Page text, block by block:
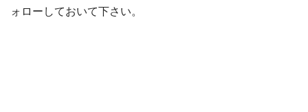
ォローしておいて下さい。